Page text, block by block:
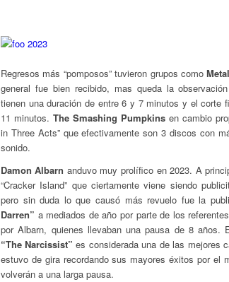
Regresos más “pomposos” tuvieron grupos como
general fue bien recibido, mas queda la
tienen una duración de entre 6 y 7 minutos y el corte
11 minutos. The Smashing Pumpkins en cambio
in Three Acts” que efectivamente son 3 discos con
sonido.
Damon Albarn anduvo muy prolífico en 2023. A
“Cracker Island” que ciertamente viene siendo
pero sin duda lo que causó más revuelo fue la
Darren” a mediados de año por parte de los
por Albarn, quienes llevaban una pausa de 8 años.
“The Narcissist” es considerada una de las mejores
estuvo de gira recordando sus mayores éxitos por el
volverán a una larga pausa.